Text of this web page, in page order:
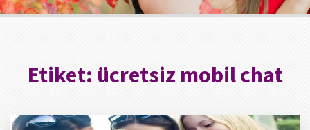
Etiket: ücretsiz mobil chat